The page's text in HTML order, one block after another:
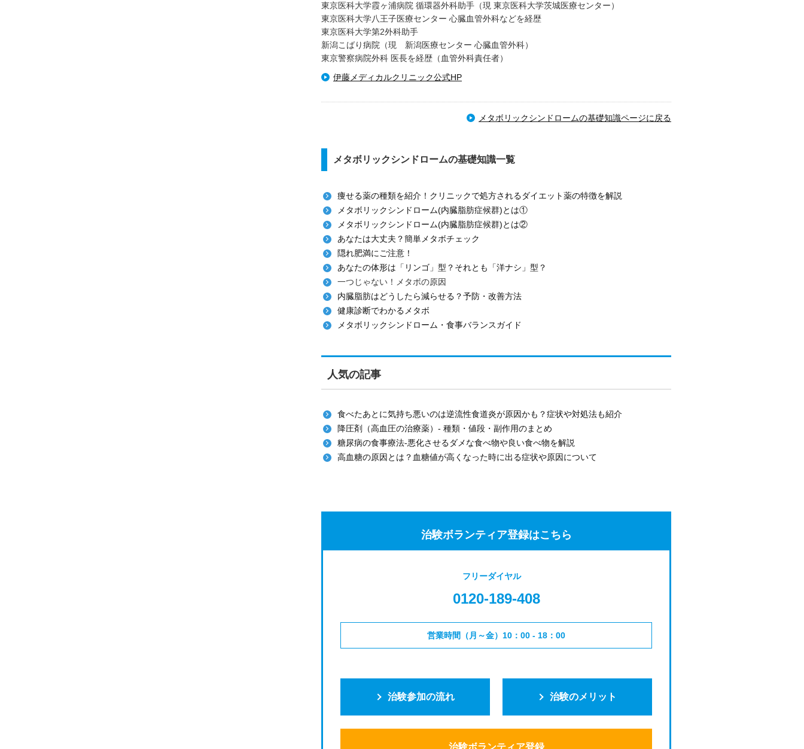
東京医科大学霞ヶ浦病院 循環器外科助手（現 東京医科大学茨城医療センター）
東京医科大学八王子医療センター 心臓血管外科などを経歴
東京医科大学第2外科助手
新潟こばり病院（現 新潟医療センター 心臓血管外科）
東京警察病院外科 医長を経歴（血管外科責任者）
伊藤メディカルクリニック公式HP
メタボリックシンドロームの基礎知識ページに戻る
メタボリックシンドロームの基礎知識一覧
痩せる薬の種類を紹介！クリニックで処方されるダイエット薬の特徴を解説
メタボリックシンドローム(内臓脂肪症候群)とは①
メタボリックシンドローム(内臓脂肪症候群)とは②
あなたは大丈夫？簡単メタボチェック
隠れ肥満にご注意！
あなたの体形は「リンゴ」型？それとも「洋ナシ」型？
一つじゃない！メタボの原因
内臓脂肪はどうしたら減らせる？予防・改善方法
健康診断でわかるメタボ
メタボリックシンドローム・食事バランスガイド
人気の記事
食べたあとに気持ち悪いのは逆流性食道炎が原因かも？症状や対処法も紹介
降圧剤（高血圧の治療薬）- 種類・値段・副作用のまとめ
糖尿病の食事療法-悪化させるダメな食べ物や良い食べ物を解説
高血糖の原因とは？血糖値が高くなった時に出る症状や原因について
治験ボランティア登録はこちら
フリーダイヤル
0120-189-408
営業時間（月～金）10：00 - 18：00
治験参加の流れ 治験のメリット